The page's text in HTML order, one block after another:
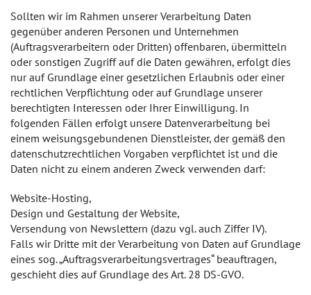
Sollten wir im Rahmen unserer Verarbeitung Daten
gegenüber anderen Personen und Unternehmen
(Auftragsverarbeitern oder Dritten) offenbaren, übermitteln
oder sonstigen Zugriff auf die Daten gewähren, erfolgt dies
nur auf Grundlage einer gesetzlichen Erlaubnis oder einer
rechtlichen Verpflichtung oder auf Grundlage unserer
berechtigten Interessen oder Ihrer Einwilligung. In
folgenden Fällen erfolgt unsere Datenverarbeitung bei
einem weisungsgebundenen Dienstleister, der gemäß den
datenschutzrechtlichen Vorgaben verpflichtet ist und die
Daten nicht zu einem anderen Zweck verwenden darf:
Website-Hosting,
Design und Gestaltung der Website,
Versendung von Newslettern (dazu vgl. auch Ziffer IV).
Falls wir Dritte mit der Verarbeitung von Daten auf Grundlage
eines sog. „Auftragsverarbeitungsvertrages“ beauftragen,
geschieht dies auf Grundlage des Art. 28 DS-GVO.